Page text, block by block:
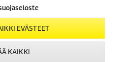
seuraavasta ostosta 10%
alennuksen
verkkokaupassamme.
EVÄSTEET
KAIKKI